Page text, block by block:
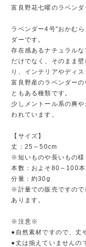
富良野花七曜のラベンダ
ラベンダー4号"おかむ
ダーです。
存在感あるナチュラル
だけでなく、そのまま
り、インテリアやディ
富良野産のラベンダー
ともある種類です。
少しメントール系の爽
われています。
【サイズ】
丈：25～50cm
※短いものや長いもの様
本数：およそ80～100本
分量：約30g
※計量での販売ですので
あります。
※注意※
●自然素材ですので、丈
●丈は揃えていませんの